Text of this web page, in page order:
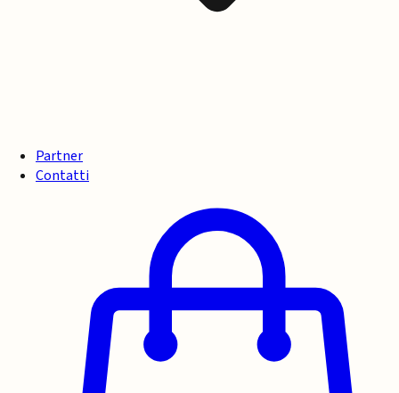
Partner
Contatti